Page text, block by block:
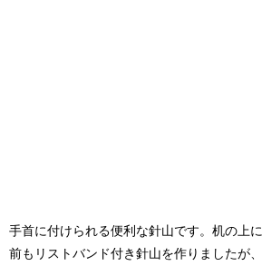
手首に付けられる便利な針山です。机の上
前もリストバンド付き針山を作りましたが